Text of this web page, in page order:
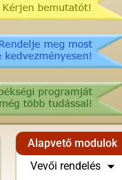
Alapvető modulok
Vevői rendelés